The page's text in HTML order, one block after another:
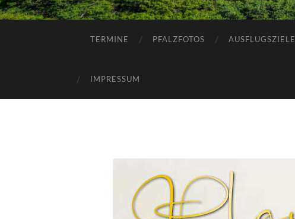
TERMINE PFALZFOTOS AUSFLUGSZIELE
IMPRESSUM